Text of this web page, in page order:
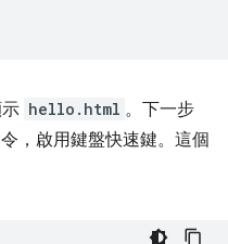
hello.html 。下一步
，啟用鍵盤快速鍵。這個